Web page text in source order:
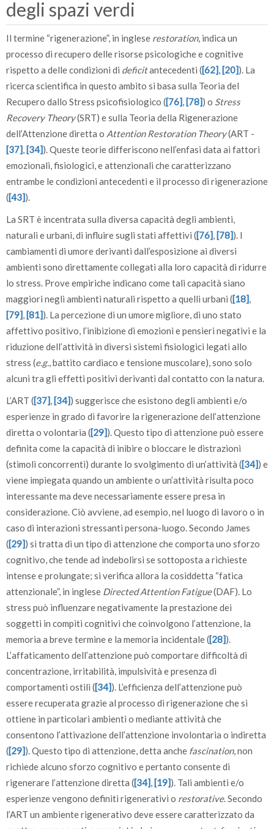
degli spazi verdi
Il termine “rigenerazione”, in inglese restoration, indica un
processo di recupero delle risorse psicologiche e cognitive
rispetto a delle condizioni di deficitantecedenti ([62],[20]). La
ricerca scientifica in questo ambito si basa sulla Teoria del
Recupero dallo Stress psicofisiologico ([76],[78]) o Stress
Recovery Theory(SRT) e sulla Teoria della Rigenerazione
dell’Attenzione diretta o Attention Restoration Theory(ART -
[37],[34]). Queste teorie differiscono nell’enfasi data ai fattori
emozionali, fisiologici, e attenzionali che caratterizzano
entrambe le condizioni antecedenti e il processo di rigenerazione
([43]).
La SRT è incentrata sulla diversa capacità degli ambienti,
naturali e urbani, di influire sugli stati affettivi ([76],[78]). I
cambiamenti di umore derivanti dall’esposizione ai diversi
ambienti sono direttamente collegati alla loro capacità di ridurre
lo stress. Prove empiriche indicano come tali capacità siano
maggiori negli ambienti naturali rispetto a quelli urbani ([18],
[79],[81]). La percezione di un umore migliore, di uno stato
affettivo positivo, l’inibizione di emozioni e pensieri negativi e la
riduzione dell’attività in diversi sistemi fisiologici legati allo
stress (e.g., battito cardiaco e tensione muscolare), sono solo
alcuni tra gli effetti positivi derivanti dal contatto con la natura.
L’ART ([37],[34]) suggerisce che esistono degli ambienti e/o
esperienze in grado di favorire la rigenerazione dell’attenzione
diretta o volontaria ([29]). Questo tipo di attenzione può essere
definita come la capacità di inibire o bloccare le distrazioni
(stimoli concorrenti) durante lo svolgimento di un’attività ([34]) e
viene impiegata quando un ambiente o un’attività risulta poco
interessante ma deve necessariamente essere presa in
considerazione. Ciò avviene, ad esempio, nel luogo di lavoro o in
caso di interazioni stressanti persona-luogo. Secondo James
([29]) si tratta di un tipo di attenzione che comporta uno sforzo
cognitivo, che tende ad indebolirsi se sottoposta a richieste
intense e prolungate; si verifica allora la cosiddetta “fatica
attenzionale”, in inglese Directed Attention Fatigue(DAF). Lo
stress può influenzare negativamente la prestazione dei
soggetti in compiti cognitivi che coinvolgono l’attenzione, la
memoria a breve termine e la memoria incidentale ([28]).
L’affaticamento dell’attenzione può comportare difficoltà di
concentrazione, irritabilità, impulsività e presenza di
comportamenti ostili ([34]). L’efficienza dell’attenzione può
essere recuperata grazie al processo di rigenerazione che si
ottiene in particolari ambienti o mediante attività che
consentono l’attivazione dell’attenzione involontaria o indiretta
([29]). Questo tipo di attenzione, detta anche fascination, non
richiede alcuno sforzo cognitivo e pertanto consente di
rigenerare l’attenzione diretta ([34],[19]). Tali ambienti e/o
esperienze vengono definiti rigenerativi o restorative. Secondo
l’ART un ambiente rigenerativo deve essere caratterizzato da